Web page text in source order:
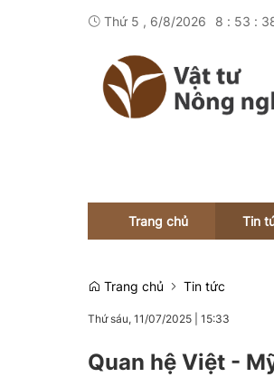
Thứ 5 , 6/8/2026 8 : 53 :
Trang chủ Tin
Trang chủ Tin tức
Thứ sáu, 11/07/2025 15:33
Quan hệ Việt -